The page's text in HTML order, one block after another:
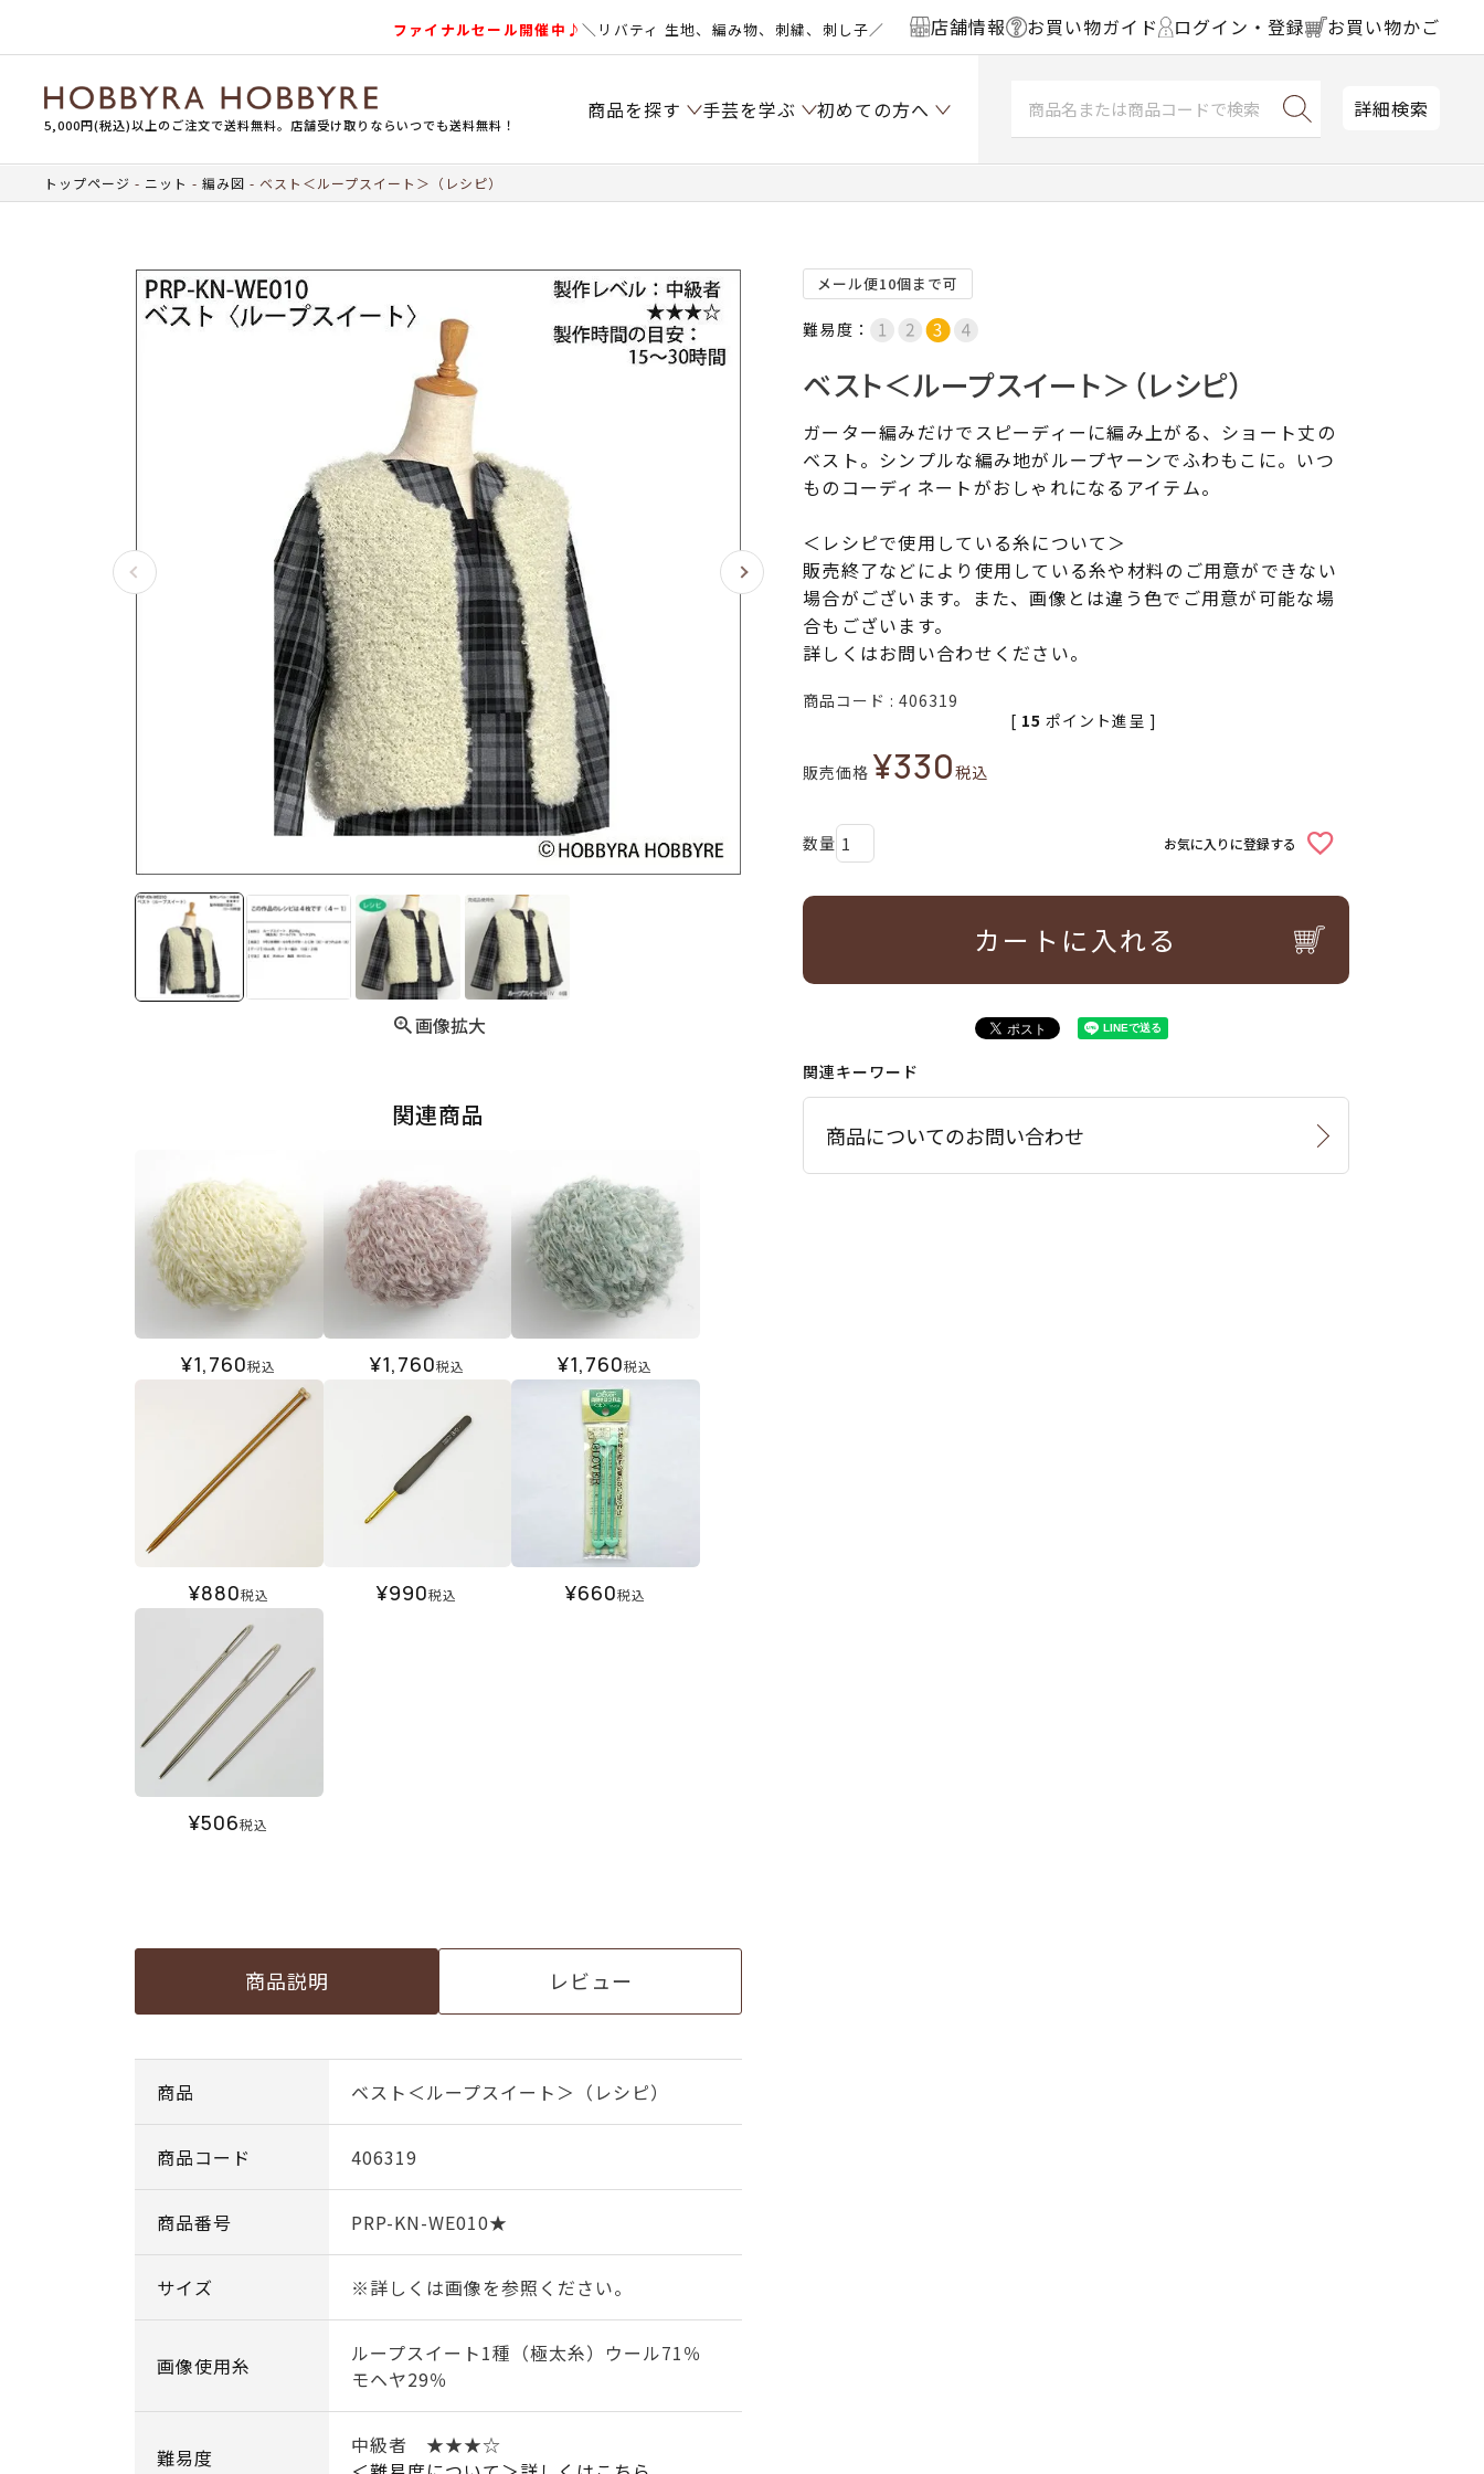
ファイナルセール開催中♪＼リバティ 生地、編み物、刺繍、刺し子／ 店舗情報 お買い物ガイド ログイン・登録 お買い物かご
5,000円(税込)以上のご注文で送料無料。店舗受け取りならいつでも送料無料！
商品を探す 手芸を学ぶ 初めての方へ 詳細検索
トップページ ニット 編み図 ベスト＜ループスイート＞（レシピ）
画像拡大
関連商品
¥1,760税込 ¥1,760税込 ¥1,760税込
¥880税込 ¥990税込 ¥660税込
¥506税込
商品説明 レビュー
商品 ベスト＜ループスイート＞（レシピ）
商品コード 406319
商品番号 PRP-KN-WE010★
サイズ ※詳しくは画像を参照ください。
画像使用糸
ループスイート1種（極太糸）ウール71％
モヘヤ29％
難易度
中級者 ★★★☆
メール便10個まで可
難易度：
ベスト＜ループスイート＞（レシピ）
ガーター編みだけでスピーディーに編み上がる、ショート丈の
ベスト。シンプルな編み地がループヤーンでふわもこに。いつ
ものコーディネートがおしゃれになるアイテム。
＜レシピで使用している糸について＞
販売終了などにより使用している糸や材料のご用意ができない
場合がございます。また、画像とは違う色でご用意が可能な場
合もございます。
詳しくはお問い合わせください。
商品コード 406319
販売価格 ¥330税込
[ 15 ポイント進呈 ]
お気に入りに登録する
カートに入れる
関連キーワード
商品についてのお問い合わせ